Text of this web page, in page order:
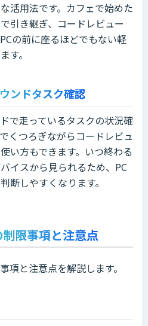
活用法です。カフェで始めた
引き継ぎ、コードレビュー
の前に座るほどでもない軽
す。
ンドタスク確認
で走っているタスクの状況確
くつろぎながらコードレビュ
い方もできます。いつ終わる
イスから見られるため、PC
断しやすくなります。
限事項と注意点
項と注意点を解説します。